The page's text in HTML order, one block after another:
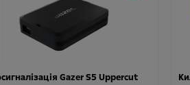
Gazer S5 Uppercut